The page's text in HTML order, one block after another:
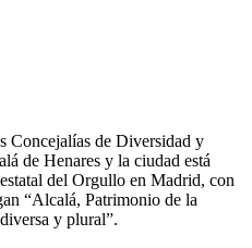
Concejalías de Diversidad y
de Henares y la ciudad está
del Orgullo en Madrid, con
“Alcalá, Patrimonio de la
y plural”.